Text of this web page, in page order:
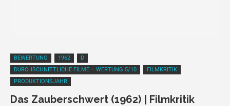
BEWERTUNG 1962
D
DURCHSCHNITTLICHE FILME – WERTUNG 5/10
FILMKRITIK
PRODUKTIONSJAHR
Das Zauberschwert (1962) | Filmkritik